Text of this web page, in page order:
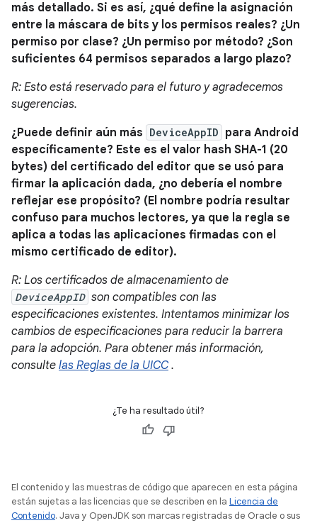
más detallado. Si es así, ¿qué define la asignación
entre la máscara de bits y los permisos reales? ¿Un
permiso por clase? ¿Un permiso por método? ¿Son
suficientes 64 permisos separados a largo plazo?
R: Esto está reservado para el futuro y agradecemos
sugerencias.
¿Puede definir aún más DeviceAppID para Android
específicamente? Este es el valor hash SHA-1 (20
bytes) del certificado del editor que se usó para
firmar la aplicación dada, ¿no debería el nombre
reflejar ese propósito? (El nombre podría resultar
confuso para muchos lectores, ya que la regla se
aplica a todas las aplicaciones firmadas con el
mismo certificado de editor).
R: Los certificados de almacenamiento de
DeviceAppID son compatibles con las
especificaciones existentes. Intentamos minimizar los
cambios de especificaciones para reducir la barrera
para la adopción. Para obtener más información,
consulte las Reglas de la UICC.
¿Te ha resultado útil?
El contenido y las muestras de código que aparecen en esta página
están sujetas a las licencias que se describen en la Licencia de
Contenido. Java y OpenJDK son marcas registradas de Oracle o sus